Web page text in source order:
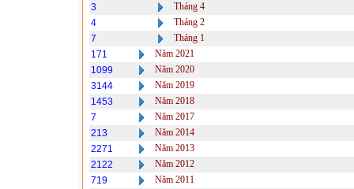
3
Tháng 4
4
Tháng 2
7
Tháng 1
171
Năm 2021
1099
Năm 2020
3144
Năm 2019
1453
Năm 2018
7
Năm 2017
213
Năm 2014
2271
Năm 2013
2122
Năm 2012
719
Năm 2011